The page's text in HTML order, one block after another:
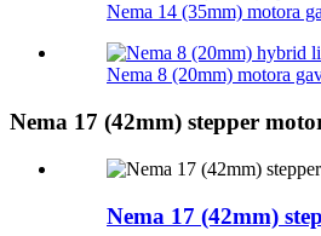
Nema 14 (35mm) motora
Nema 8 (20mm) motora
Nema 17 (42mm) stepper
Nema 17 (42mm)